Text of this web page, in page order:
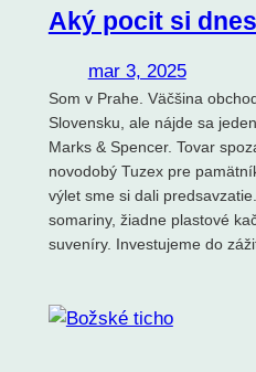
Aký pocit si
mar 3, 2025
Som v Prahe. Väčšina
Slovensku, ale nájde sa
Marks & Spencer. Tovar
novodobý Tuzex pre
výlet sme si dali
somariny, žiadne plastové
suveníry. Investujeme do